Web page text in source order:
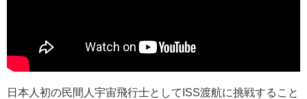
日本人初の民間人宇宙飛行士としてISS渡航に挑戦すること